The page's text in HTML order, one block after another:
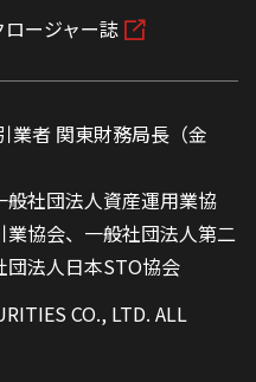
ージャー誌
業者 関東財務局長（金
社団法人資産運用業協
協会、一般社団法人第二
法人日本STO協会
CO., LTD. ALL